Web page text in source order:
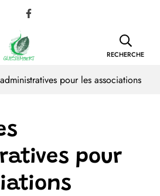
Lien vers le compte Facebook
RECHERCHE
pour les associations
pour